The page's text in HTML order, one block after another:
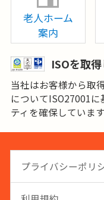
老人ホーム
案内
ISOを取
当社はお客様から取
についてISO27001
ティを確保しています
プライバシーポリ